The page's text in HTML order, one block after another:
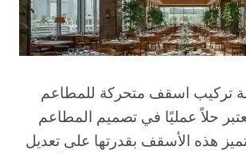
تركيب اسقف متحركة للمطاعم
حلاً عمليًا في تصميم المطاعم
هذه الأسقف بقدرتها على تعديل